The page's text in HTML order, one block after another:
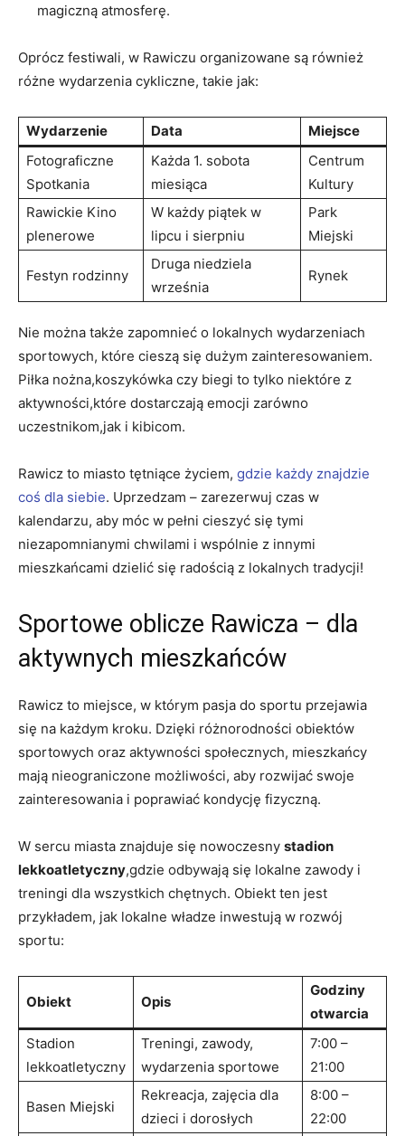
magiczną atmosferę.
Oprócz festiwali, w Rawiczu organizowane są również
różne wydarzenia cykliczne, takie jak:
Wydarzenie Data
Miejsce
Fotograficzne
Spotkania
Każda 1. sobota
miesiąca
Centrum
Kultury
Rawickie Kino
plenerowe
W każdy piątek w
lipcu i sierpniu
Park
Miejski
Festyn rodzinny
Druga niedziela
września
Rynek
Nie można także zapomnieć o lokalnych wydarzeniach
sportowych, które cieszą się dużym zainteresowaniem.
Piłka nożna,koszykówka czy biegi to tylko niektóre z
aktywności,które dostarczają emocji zarówno
uczestnikom,jak i kibicom.
Rawicz to miasto tętniące życiem, gdzie każdy znajdzie
coś dla siebie. Uprzedzam – zarezerwuj czas w
kalendarzu, aby móc w pełni cieszyć się tymi
niezapomnianymi chwilami i wspólnie z innymi
mieszkańcami dzielić się radością z lokalnych tradycji!
Sportowe oblicze Rawicza – dla
aktywnych mieszkańców
Rawicz to miejsce, w którym pasja do sportu przejawia
się na każdym kroku. Dzięki różnorodności obiektów
sportowych oraz aktywności społecznych, mieszkańcy
mają nieograniczone możliwości, aby rozwijać swoje
zainteresowania i poprawiać kondycję fizyczną.
W sercu miasta znajduje się nowoczesny stadion
lekkoatletyczny,gdzie odbywają się lokalne zawody i
treningi dla wszystkich chętnych. Obiekt ten jest
przykładem, jak lokalne władze inwestują w rozwój
sportu:
Obiekt Opis
Godziny
otwarcia
Stadion
lekkoatletyczny
Treningi, zawody,
wydarzenia sportowe
7:00 –
21:00
Basen Miejski
Rekreacja, zajęcia dla
dzieci i dorosłych
8:00 –
22:00